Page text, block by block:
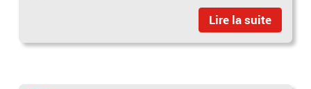
Lire la suite